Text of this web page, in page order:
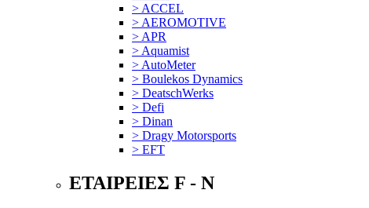
> ACCEL
> AEROMOTIVE
> APR
> Aquamist
> AutoMeter
> Boulekos Dynamics
> DeatschWerks
> Defi
> Dinan
> Dragy Motorsports
> EFT
ΕΤΑΙΡΕΙΕΣ F - N